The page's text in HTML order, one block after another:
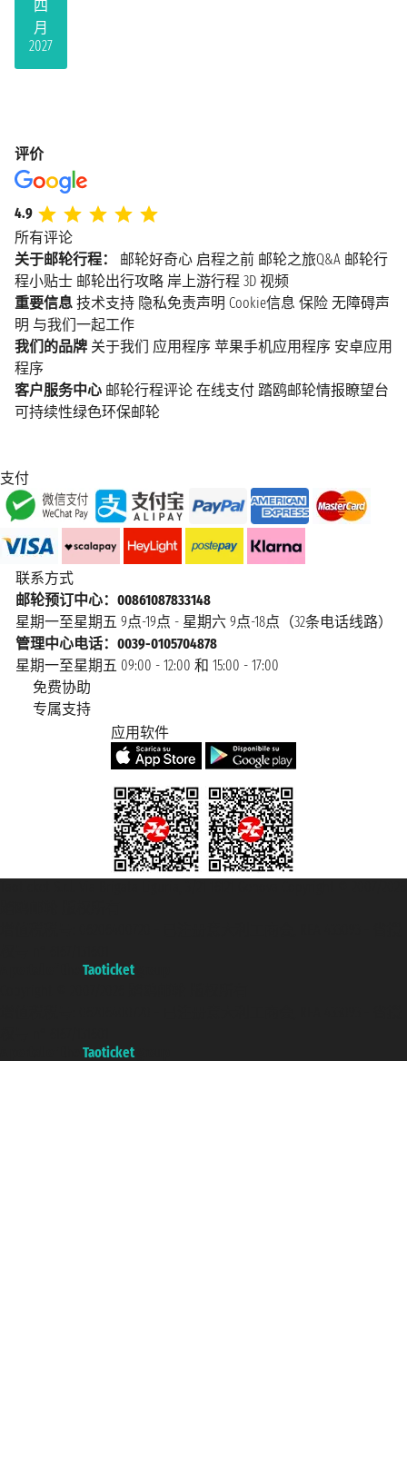
四
月
2027
评价
4.9
所有评论
关于邮轮行程：
邮轮好奇心 启程之前 邮轮之旅Q&A 邮轮行
程小贴士 邮轮出行攻略 岸上游行程 3D 视频
重要信息 技术支持 隐私免责声明 Cookie信息 保险 无障碍声
明 与我们一起工作
我们的品牌 关于我们 应用程序 苹果手机应用程序 安卓应用
程序
客户服务中心 邮轮行程评论 在线支付 踏鸥邮轮情报瞭望台
可持续性绿色环保邮轮
支付
联系方式
邮轮预订中心：00861087833148
星期一至星期五 9点-19点 - 星期六 9点-18点（32条电话线路）
管理中心电话：0039-0105704878
星期一至星期五 09:00 - 12:00 和 15:00 - 17:00
免费协助
专属支持
应用软件
Taoticket
Taoticket